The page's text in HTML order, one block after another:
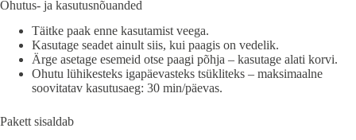
Ohutus- ja kasutusnõuanded
Täitke paak enne kasutamist veega.
Kasutage seadet ainult siis, kui paagis on vedelik.
Ärge asetage esemeid otse paagi põhja – kasutage alati korvi.
Ohutu lühikesteks igapäevasteks tsükliteks – maksimaalne
soovitatav kasutusaeg: 30 min/päevas.
Pakett sisaldab